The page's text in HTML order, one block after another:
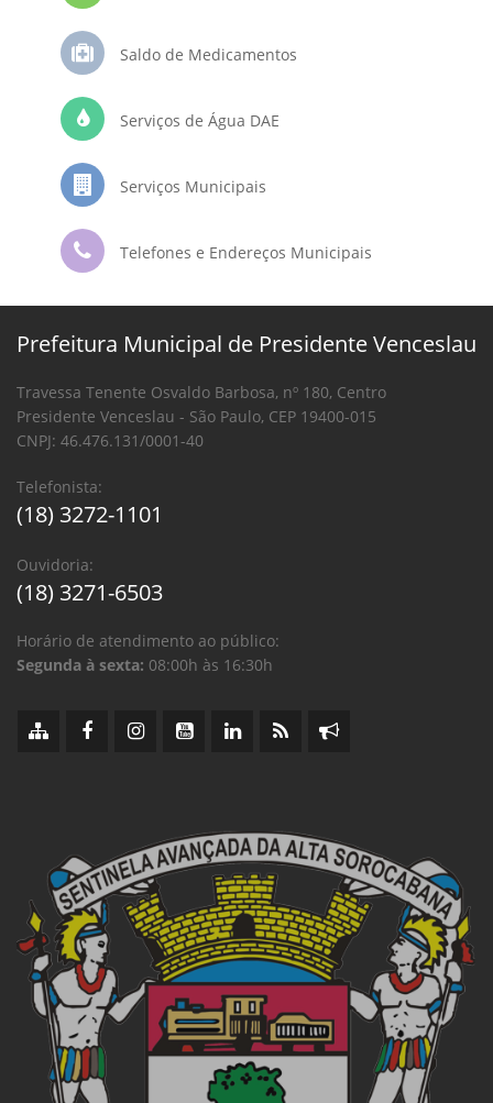
Saldo de Medicamentos
Serviços de Água DAE
Serviços Municipais
Telefones e Endereços Municipais
Prefeitura Municipal de Presidente Venceslau
Travessa Tenente Osvaldo Barbosa, nº 180, Centro
Presidente Venceslau - São Paulo, CEP 19400-015
CNPJ: 46.476.131/0001-40
Telefonista:
(18) 3272-1101
Ouvidoria:
(18) 3271-6503
Horário de atendimento ao público:
Segunda à sexta: 08:00h às 16:30h